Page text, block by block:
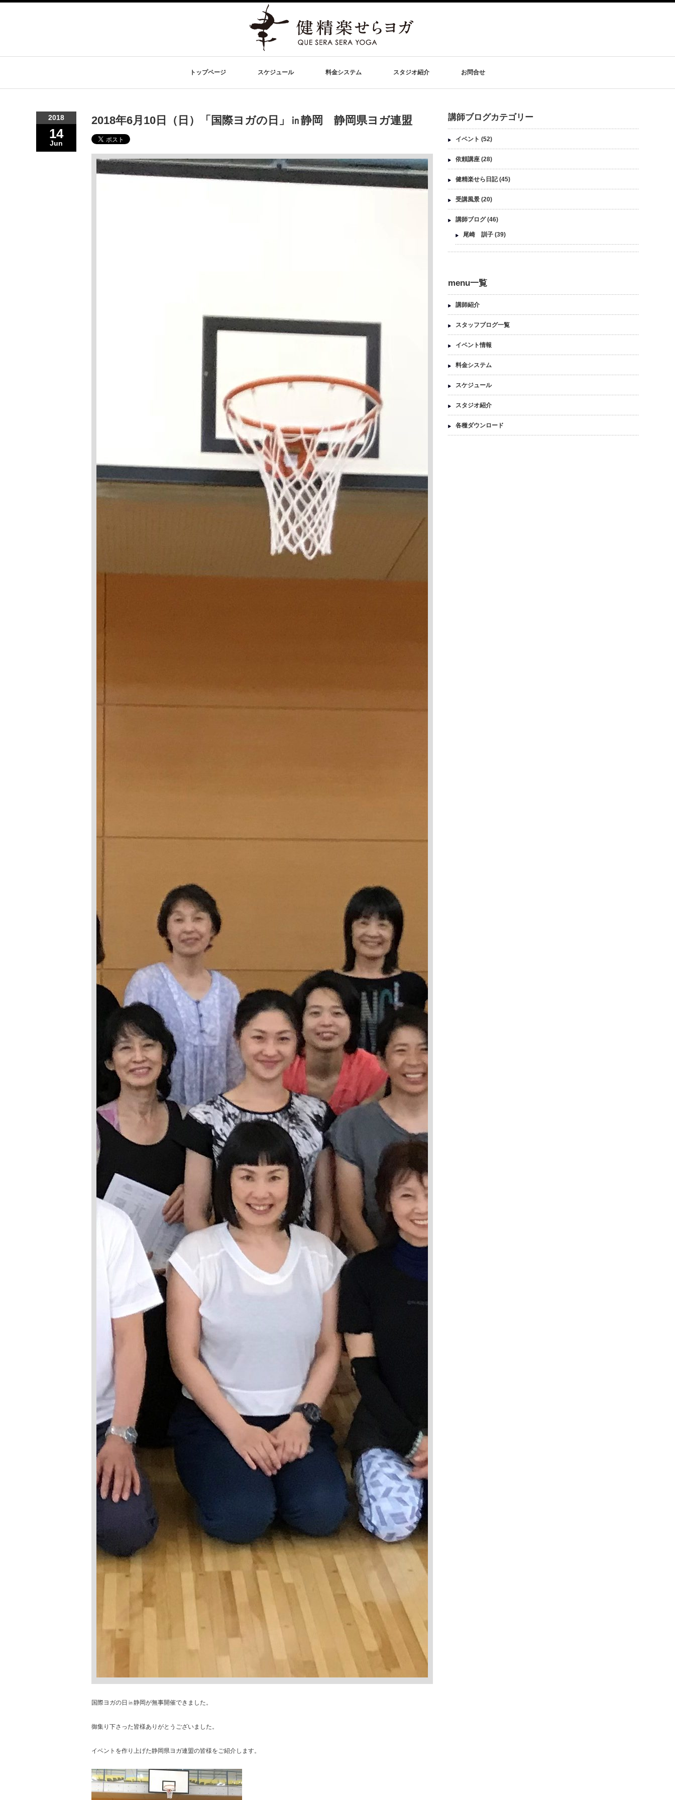
トップページ スケジュール 料金システム スタジオ紹介 お問合せ
2018
14
Jun
2018年6月10日（日）「国際ヨガの日」㏌静岡 静岡県ヨガ連盟
国際ヨガの日㏌静岡が無事開催できました。
御集り下さった皆様ありがとうございました。
イベントを作り上げた静岡県ヨガ連盟の皆様をご紹介します。
講師ブログカテゴリー
イベント (52)
依頼講座 (28)
健精楽せら日記(45)
受講風景 (20)
講師ブログ(46)
尾崎 訓子 (39)
menu一覧
講師紹介
スタッフブログ一覧
イベント情報
料金システム
スケジュール
スタジオ紹介
各種ダウンロード